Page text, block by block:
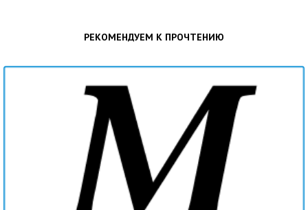
РЕКОМЕНДУЕМ К ПРОЧТЕНИЮ